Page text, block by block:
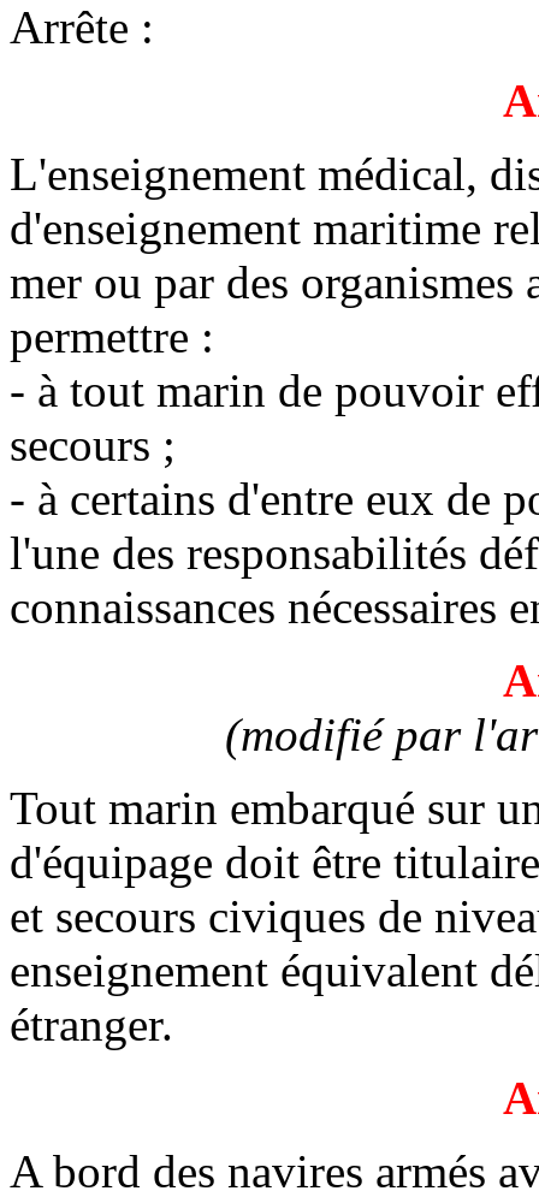
Arrête :
L'enseignement médical,
d'enseignement maritime
mer ou par des
permettre :
- à tout marin de pouvoir
secours ;
- à certains d'entre eux de
l'une des responsabilités
connaissances nécessaires
(modifié par
Tout marin embarqué sur
d'équipage doit être
et secours civiques de
enseignement équivalent
étranger.
A bord des navires armés